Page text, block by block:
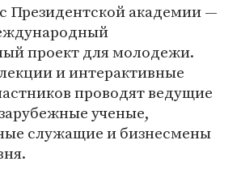
Президентской академии —
проект для молодежи.
и интерактивные
проводят ведущие
ученые,
служащие и бизнесмены